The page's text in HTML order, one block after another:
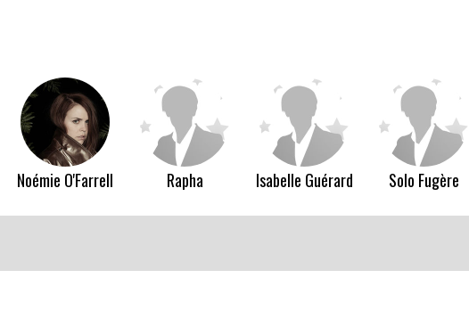
Noémie O'Farrell Rapha Isabelle Guérard Solo Fugère